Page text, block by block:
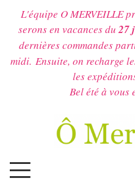
L'équipe O MERVEILLE
serons en vacances du27
dernières commandes
midi. Ensuite, on recharge
les
Bel été à